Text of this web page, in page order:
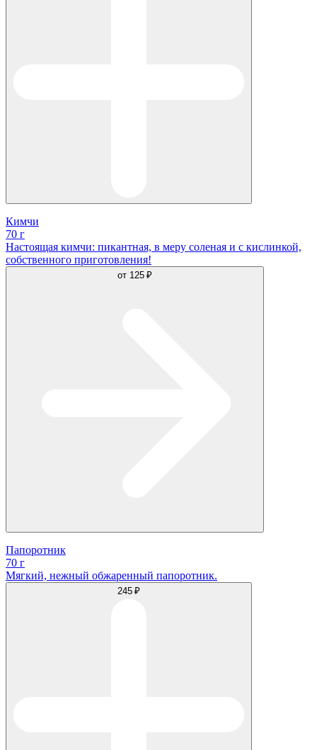
Кимчи
70 г
Настоящая кимчи: пикантная, в меру соленая и с кислинкой,
собственного приготовления!
от 125 ₽
Папоротник
70 г
Мягкий, нежный обжаренный папоротник.
245 ₽